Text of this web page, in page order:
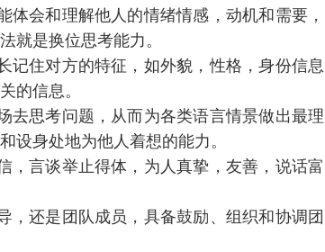
会和理解他人的情绪情感，动机和需要，
就是换位思考能力。
记住对方的特征，如外貌，性格，身份信息
的信息。
去思考问题，从而为各类语言情景做出最理
设身处地为他人着想的能力。
，言谈举止得体，为人真挚，友善，说话富
，还是团队成员，具备鼓励、组织和协调团